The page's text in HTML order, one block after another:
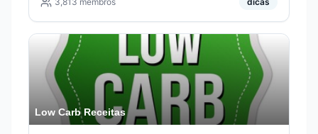
•·•·•·•·•·•·•·•·•·••·•·••·•·•··•·••·•·•··•·••
Low Carb Receitas